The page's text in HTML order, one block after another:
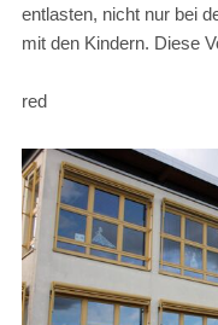
entlasten, nicht nur bei
mit den Kindern. Diese
red